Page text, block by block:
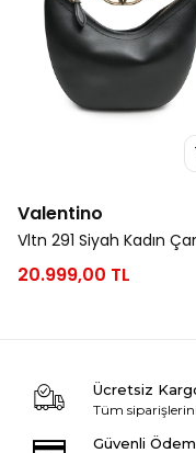
Valentino
Vltn 291 Siyah Kadın
20.999,00 TL
Ücretsiz
Tüm
Güvenli